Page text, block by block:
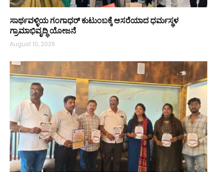
ಸಾರ್ಥವಳ್ಳಿಯ ಗಂಗಾಧರ್ ಕುಟುಂಬಕ್ಕೆ ಆಸರೆಯಾದ ಧರ್ಮಸ್ಥಳ
ಗ್ರಾಮಾಭಿವೃದ್ಧಿ ಯೋಜನೆ
August 10, 2026